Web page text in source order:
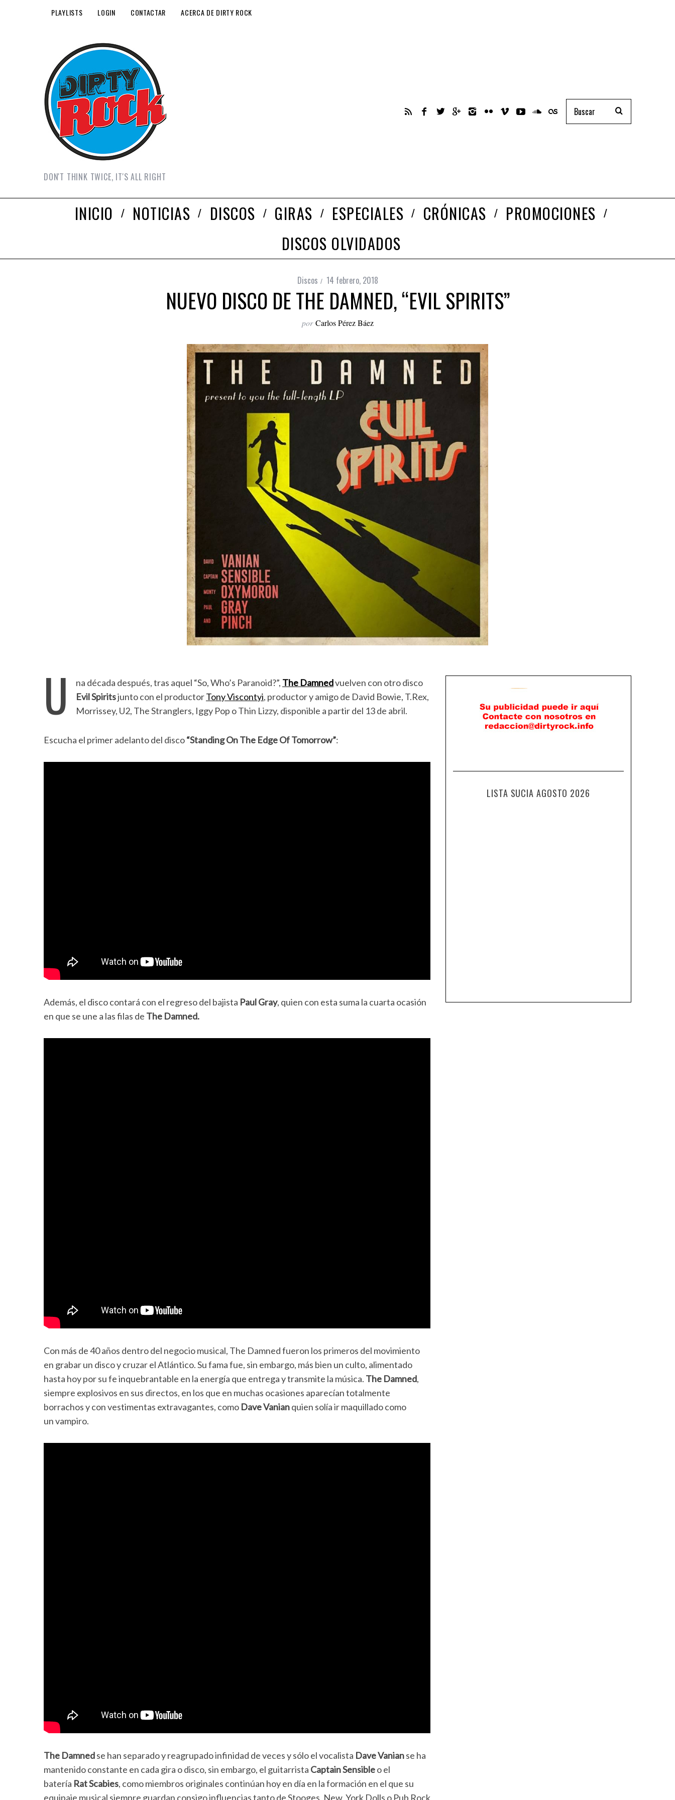
PLAYLISTS LOGIN CONTACTAR ACERCA DE DIRTY ROCK
DON'T THINK TWICE, IT'S ALL RIGHT
INICIO NOTICIAS DISCOS GIRAS ESPECIALES CRÓNICAS
PROMOCIONES
DISCOS OLVIDADOS
Discos 14 febrero, 2018
NUEVO DISCO DE THE DAMNED, “EVIL SPIRITS”
por Carlos Pérez Báez
U na década después, tras aquel “So, Who’s Paranoid?”, The Damnedvuelven con otro disco
Evil Spiritsjunto con el productorTony Viscontyi, productor y amigo de David Bowie, T.Rex,
Morrissey, U2, The Stranglers, Iggy Pop o Thin Lizzy, disponible a partir del 13 de abril.
Escucha el primer adelanto del disco“Standing On The Edge Of Tomorrow”:
Además, el disco contará con el regreso del bajista Paul Gray, quien con esta suma la cuarta ocasión
en que se une a las filas de The Damned.
Con más de 40 años dentro del negocio musical, The Damned fueron los primeros del movimiento
en grabar un disco y cruzar el Atlántico. Su fama fue, sin embargo, más bien un culto, alimentado
hasta hoy por su fe inquebrantable en la energía que entrega y transmite la música. The Damned,
siempre explosivos en sus directos, en los que en muchas ocasiones aparecían totalmente
borrachos y con vestimentas extravagantes, como Dave Vanianquien solía ir maquillado como
un vampiro.
The Damnedse han separado y reagrupado infinidad de veces y sólo el vocalista Dave Vanianse ha
mantenido constante en cada gira o disco, sin embargo, el guitarrista Captain Sensibleo el
batería Rat Scabies, como miembros originales continúan hoy en día en la formación en el que su
equipaje musical siempre guardan consigo influencias tanto de Stooges, New York Dolls o Pub Rock
LISTA SUCIA AGOSTO 2026